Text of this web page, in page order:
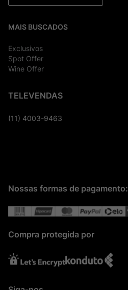
MAIS BUSCADOS
Exclusivos
Spot Offer
Wine Offer
TELEVENDAS
(11) 4003-9463
Nossas formas de pagamento:
Compra protegida por